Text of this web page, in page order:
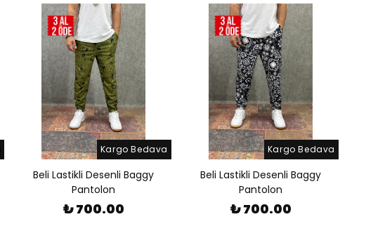
Kargo Bedava
Beli Lastikli Desenli Baggy
Pantolon
₺ 700.00
Kargo Bedava
Beli Lastikli Desenli Baggy
Pantolon
₺ 700.00